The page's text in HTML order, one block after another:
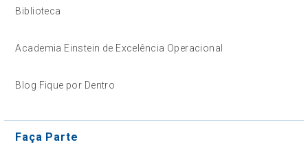
Biblioteca
Academia Einstein de Excelência Operacional
Blog Fique por Dentro
Faça Parte